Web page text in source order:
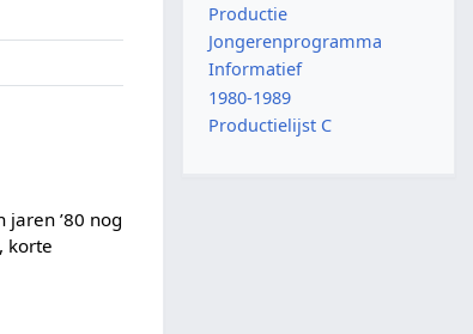
’80 nog
korte
Productie
Jongerenprogramma
Informatief
1980-1989
Productielijst C